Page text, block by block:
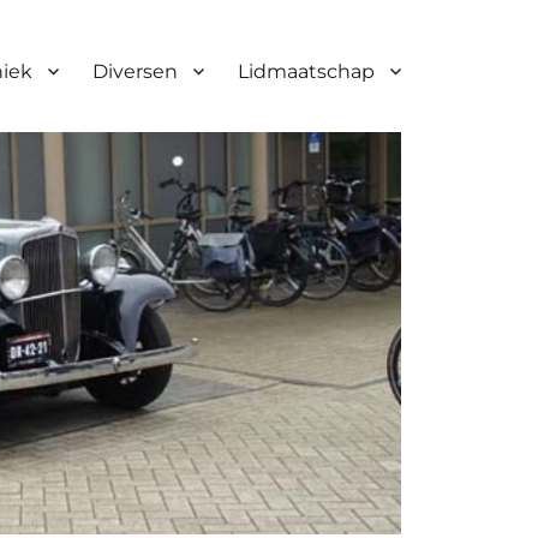
Diversen Lidmaatschap